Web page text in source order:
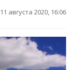
11 августа 2020, 16:06